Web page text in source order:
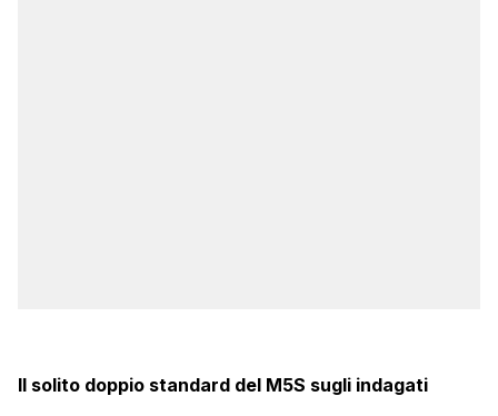
Il solito doppio standard del M5S sugli indagati